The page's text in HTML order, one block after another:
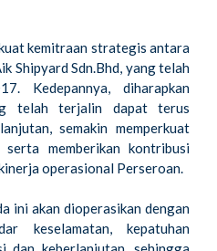
kemitraan strategis antara
Shipyard Sdn.Bhd, yang telah
Kedepannya, diharapkan
telah terjalin dapat terus
semakin memperkuat
memberikan kontribusi
operasional Perseroan.
ini akan dioperasikan dengan
keselamatan, kepatuhan